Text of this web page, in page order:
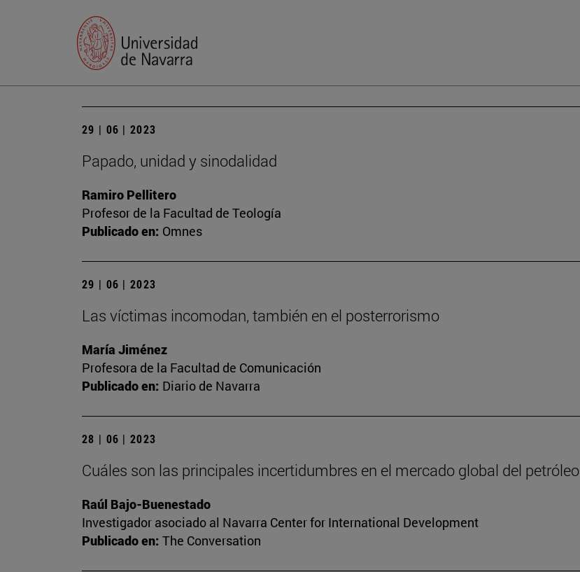
29 | 06 | 2023
Papado, unidad y sinodalidad
Ramiro Pellitero
Profesor de la Facultad de Teología
Publicado en: Omnes
29 | 06 | 2023
Las víctimas incomodan, también en el posterrorismo
María Jiménez
Profesora de la Facultad de Comunicación
Publicado en: Diario de Navarra
28 | 06 | 2023
Cuáles son las principales incertidumbres en el mercado global del petróleo
Raúl Bajo-Buenestado
Investigador asociado al Navarra Center for International Development
Publicado en: The Conversation